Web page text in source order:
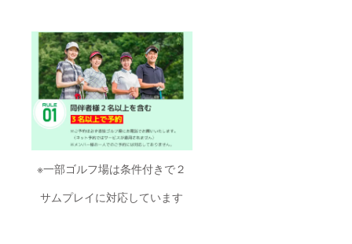
※一部ゴルフ場は条件付きで２
サムプレイに対応しています